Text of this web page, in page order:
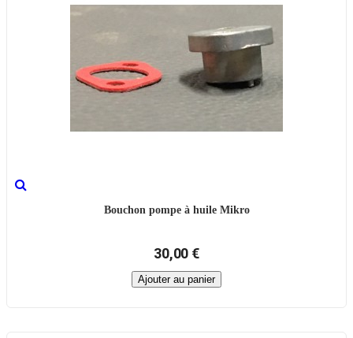
Bouchon pompe à huile Mikro
30,00 €
Ajouter au panier